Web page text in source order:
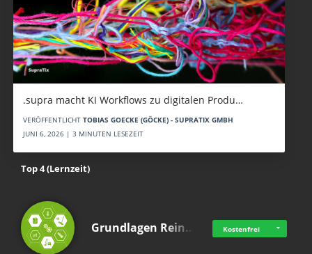
.supra macht KI Workflows zu digitalen Produ…
VERÖFFENTLICHT TOBIAS GOECKE (GÖCKE) - SUPRATIX GMBH
JUNI 6, 2026 | 3 MINUTEN LESEZEIT
Top 4 (Lernzeit)
Grundlagen Rein… Kostenfrei